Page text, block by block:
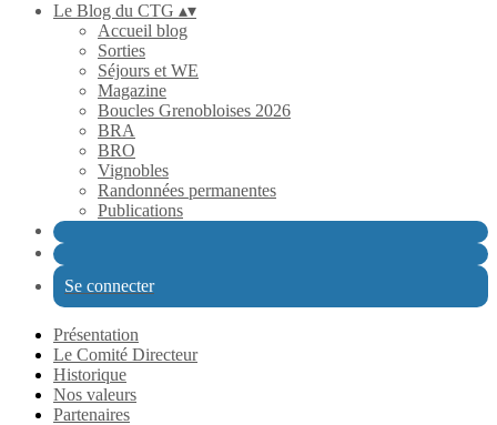
Le Blog du CTG ▴▾
Accueil blog
Sorties
Séjours et WE
Magazine
Boucles Grenobloises 2026
BRA
BRO
Vignobles
Randonnées permanentes
Publications
Se connecter
Présentation
Le Comité Directeur
Historique
Nos valeurs
Partenaires